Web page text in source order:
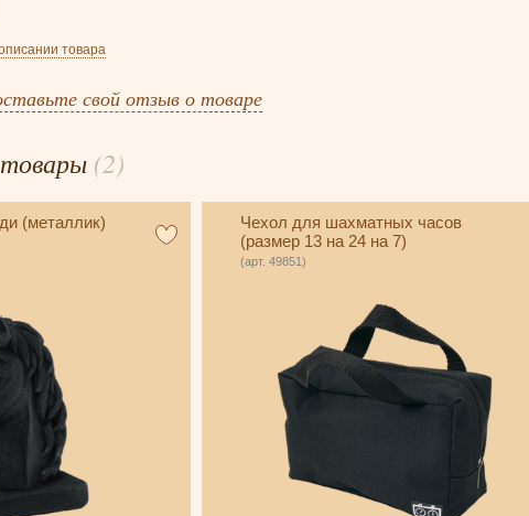
товара
свой отзыв о товаре
(2)
(металлик)
Чехол для шахматных часов
(размер 13 на 24 на 7)
(арт. 49851)